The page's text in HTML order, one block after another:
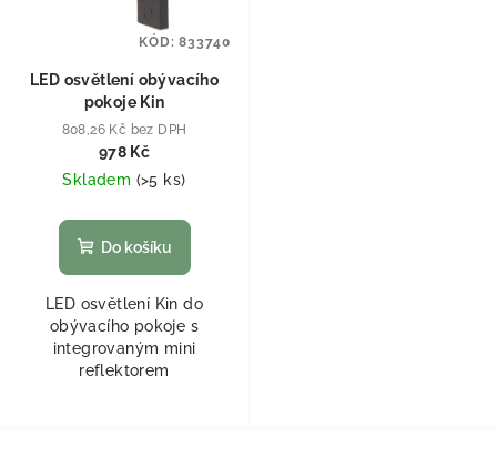
LED osvětlení obývacího
pokoje Kin
808,26 Kč bez DPH
978 Kč
Skladem (>5 ks)
Do košíku
LED osvětlení Kin do
obývacího pokoje s
integrovaným mini
reflektorem
KÓD:833740